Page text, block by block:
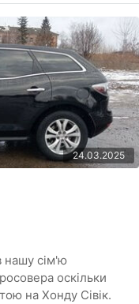
24.03.2025
нашу сім'ю
оскільки
на Хонду Сівік.